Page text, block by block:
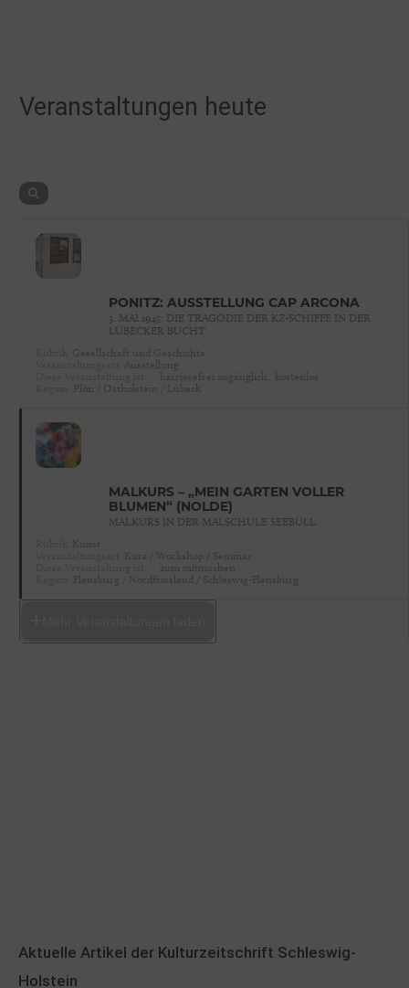
Veranstaltungen heute
PÖNITZ: AUSSTELLUNG CAP ARCONA
3. MAI 1945: DIE TRAGÖDIE DER KZ-SCHIFFE IN DER
LÜBECKER BUCHT
MALKURS – „MEIN GARTEN VOLLER
BLUMEN“ (NOLDE)
MALKURS IN DER MALSCHULE SEEBÜLL
Aktuelle Artikel der Kulturzeitschrift Schleswig-
Holstein